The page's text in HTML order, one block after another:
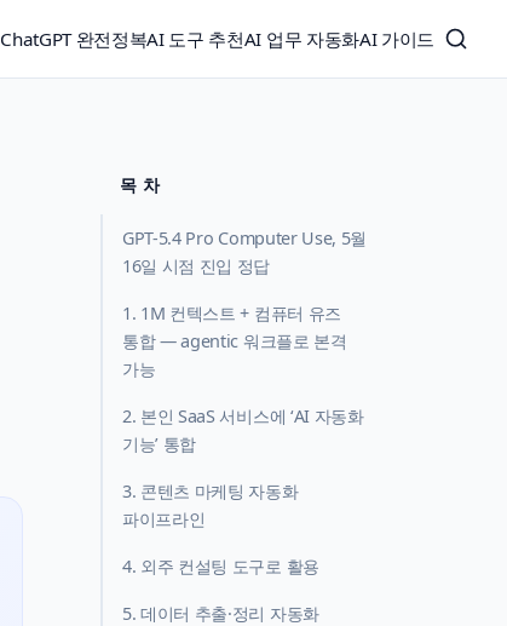
ChatGPT 완전정복AI 도구 추천AI 업무 자동화AI 가이드
목 차
GPT-5.4 Pro Computer Use, 5월
16일 시점 진입 정답
1. 1M 컨텍스트 + 컴퓨터 유즈
통합 — agentic 워크플로 본격
가능
2. 본인 SaaS 서비스에 ‘AI 자동화
기능’ 통합
3. 콘텐츠 마케팅 자동화
파이프라인
4. 외주 컨설팅 도구로 활용
5. 데이터 추출·정리 자동화